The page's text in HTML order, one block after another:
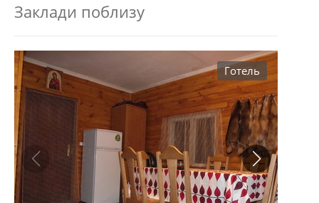
Заклади поблизу
Готель